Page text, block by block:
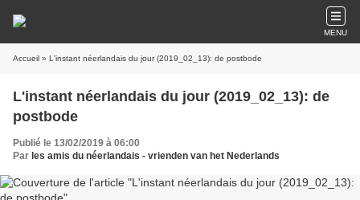
MENU
Accueil » L'instant néerlandais du jour (2019_02_13): de postbode
L'instant néerlandais du jour (2019_02_13): de
postbode
Publié le 13/02/2019 à 06:00
Par les amis du néerlandais - vrienden van het Nederlands